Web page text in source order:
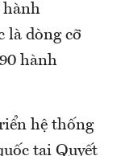
hành
là dòng cỡ
hành
hệ thống
tại Quyết